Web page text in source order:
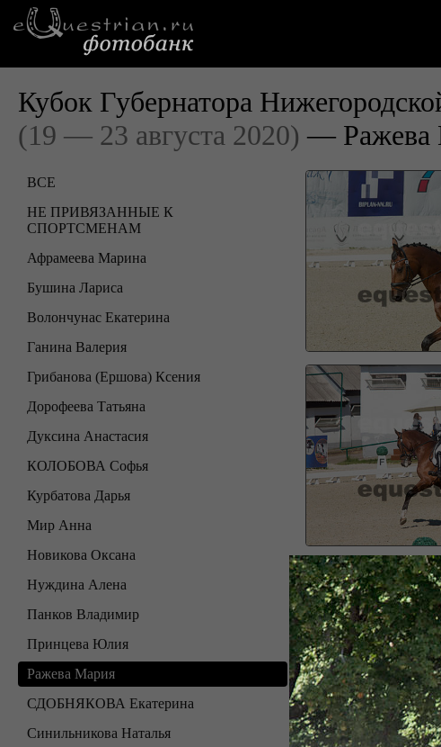
Кубок Губернатора
(19 — 23 августа 2020) — Ражева
ВСЕ
НЕ ПРИВЯЗАННЫЕ К
СПОРТСМЕНАМ
Афрамеева Марина
Бушина Лариса
Волончунас Екатерина
Ганина Валерия
Грибанова (Ершова) Ксения
Дорофеева Татьяна
Дуксина Анастасия
КОЛОБОВА Софья
Курбатова Дарья
Мир Анна
Новикова Оксана
Нуждина Алена
Панков Владимир
Принцева Юлия
Ражева Мария
СДОБНЯКОВА Екатерина
Синильникова Наталья